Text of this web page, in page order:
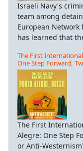
Israeli Navy's
team among
European Network
has learned that
The First
One Step Forward,
The First
Alegre: One Step
or Anti-